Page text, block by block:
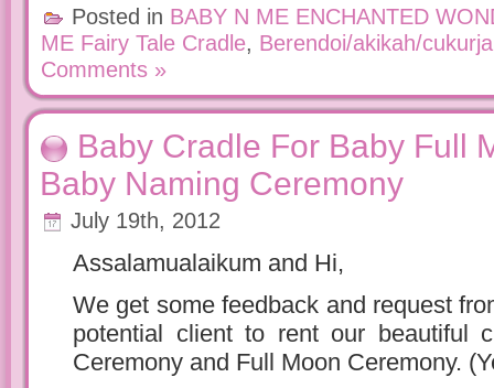
Posted in BABY N ME ENCHANTED
ME Fairy Tale Cradle, Berendoi/akikah/
Comments »
Baby Cradle For Baby Full
Baby Naming Ceremony
July 19th, 2012
Assalamualaikum and Hi,
We get some feedback and request
potential client to rent our beautiful
Ceremony and Full Moon Ceremony.